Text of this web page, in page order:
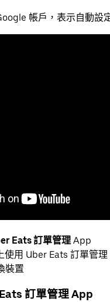
帳戶，表示自動設
Eats 訂單管理 App
使用 Uber Eats 訂單管理
裝置
訂單管理 App